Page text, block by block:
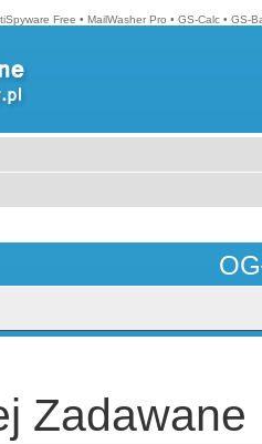
Free • MailWasher Pro • GS-Calc • GS-
Zadawane